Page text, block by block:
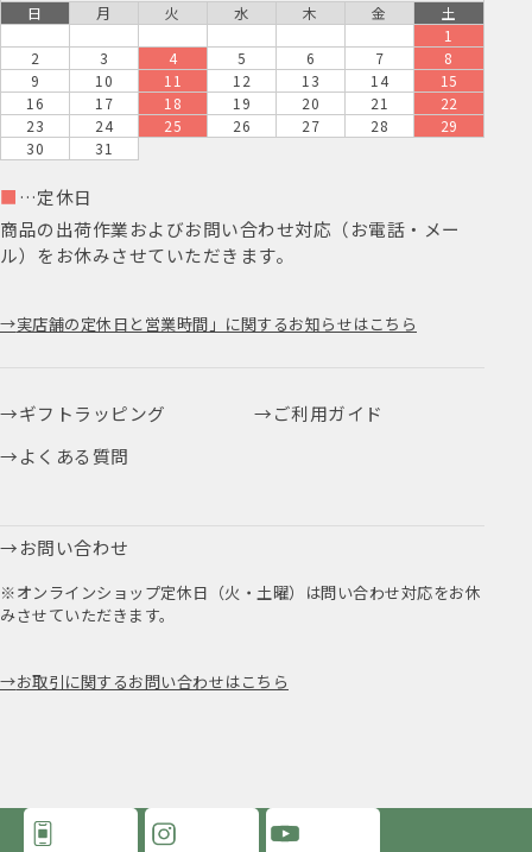
日 月 火 水 木 金
土
1
2
3 4 5 6 7
8
9
10 11 12 13 14
15
16
17 18 19 20 21
22
23
24 25 26 27 28
29
30
31
■ …定休日
商品の出荷作業およびお問い合わせ対応（お電話・メー
ル）をお休みさせていただきます。
実店舗の定休日と営業時間」に関するお知らせはこちら
ギフトラッピング
ご利用ガイド
よくある質問
お問い合わせ
※オンラインショップ定休日（火・土曜）は問い合わせ対応をお休
みさせていただきます。
お取引に関するお問い合わせはこちら